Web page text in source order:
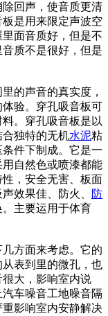
回声，使音质更清
是用来限定声波空
面音质好，但是不
质不是很好，但是
的声音的真实度，
验。穿孔吸音板可
。穿孔吸音板是以
独特的无机水泥粘
件下制成。它是一
自然色或喷漆都能
，安全无害、板面
效果佳、防火、
防
。主要运用于体育
方面来考虑。它的
表到里的微孔，也
大，影响室内说
车噪音工地噪音隔
影响室内安静解决